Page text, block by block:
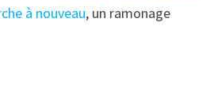
à nouveau, un ramonage